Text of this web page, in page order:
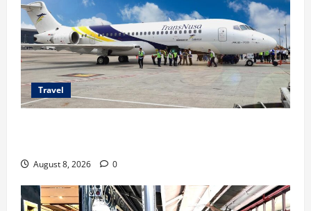
Travel
August 8, 2026 0